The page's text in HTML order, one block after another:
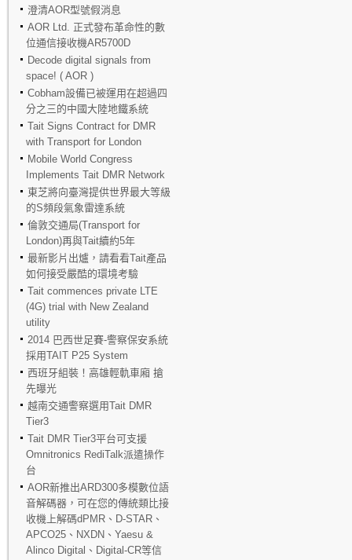
澄清AOR型號假消息
AOR Ltd. 正式發布革命性的數
位通信接收機AR5700D
Decode digital signals from
space! ( AOR )
Cobham設備已被運用在超過四
分之三的中國大陸地鐵系統
Tait Signs Contract for DMR
with Transport for London
Mobile World Congress
Implements Tait DMR Network
東芝將向臺灣提供世界最大等級
的S頻段氣象雷達系統
倫敦交通局(Transport for
London)再與Tait續約5年
最新影片出爐，請看看Tait產品
如何接受嚴酷的環境考驗
Tait commences private LTE
(4G) trial with New Zealand
utility
2014 巴西世足賽-警察保安系統
採用TAIT P25 System
西班牙組裝！高雄輕軌車廂 搶
先曝光
越南交通警察選用Tait DMR
Tier3
Tait DMR Tier3平台可支援
Omnitronics RediTalk派遣操作
台
AOR新推出ARD300多模數位語
音解碼器，可在您的傳統類比接
收機上解碼dPMR、D-STAR、
APCO25、NXDN、Yaesu &
Alinco Digital、Digital-CR等信